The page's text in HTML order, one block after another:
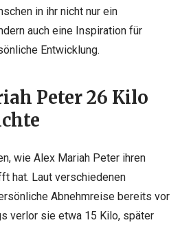
in ihr nicht nur ein
auch eine Inspiration für
Entwicklung.
Peter 26 Kilo
wie Alex Mariah Peter ihren
hat. Laut verschiedenen
Abnehmreise bereits vor
verlor sie etwa 15 Kilo, später